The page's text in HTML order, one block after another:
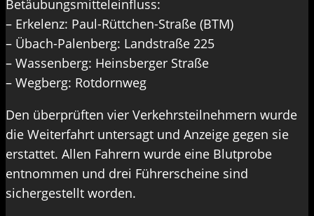
Betäubungsmitteleinfluss:
– Erkelenz: Paul-Rüttchen-Straße (BTM)
– Übach-Palenberg: Landstraße 225
– Wassenberg: Heinsberger Straße
– Wegberg: Rotdornweg
Den überprüften vier Verkehrsteilnehmern wurde
die Weiterfahrt untersagt und Anzeige gegen sie
erstattet. Allen Fahrern wurde eine Blutprobe
entnommen und drei Führerscheine sind
sichergestellt worden.